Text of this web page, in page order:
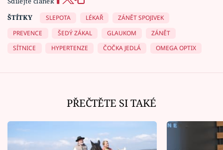
ŠTÍTKY
SLEPOTA LÉKAŘ
ZÁNĚT SPOJIVEK
PREVENCE
ŠEDÝ ZÁKAL GLAUKOM
ZÁNĚT
SÍTNICE
HYPERTENZE ČOČKA JEDLÁ OMEGA OPTIX
PŘEČTĚTE SI TAKÉ